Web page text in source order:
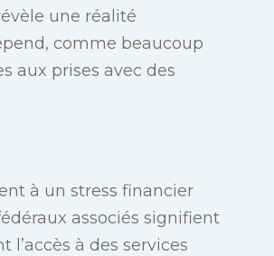
une réalité
comme beaucoup
aux prises avec des
à un stress financier
associés signifient
à des services